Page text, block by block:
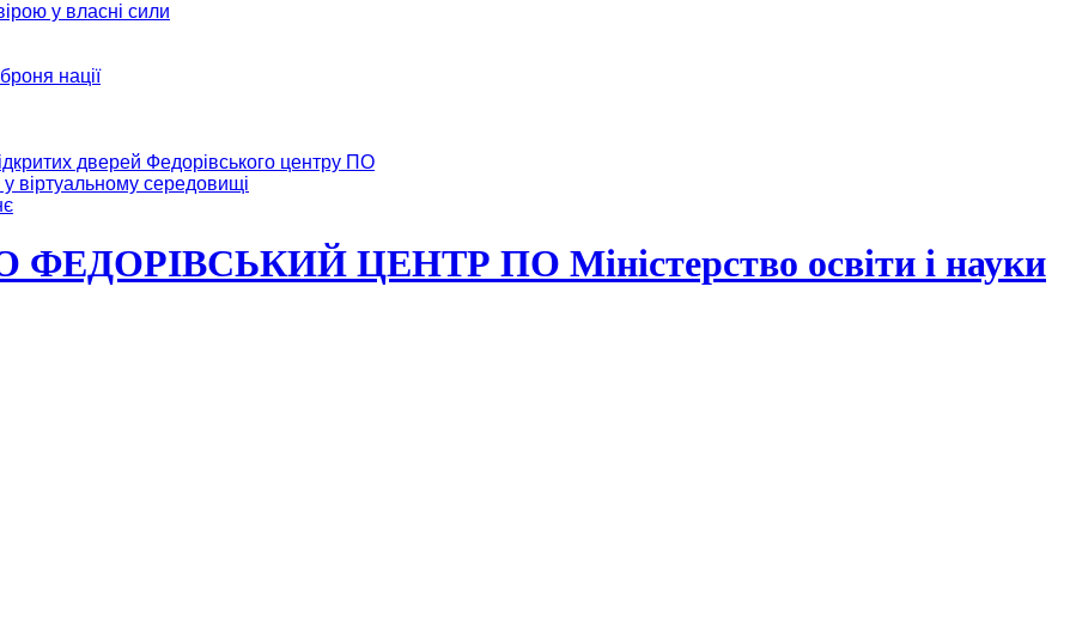
у власні сили
нації
дверей Федорівського центру ПО
віртуальному середовищі
ФЕДОРІВСЬКИЙ ЦЕНТР ПО Міністерство освіти і науки